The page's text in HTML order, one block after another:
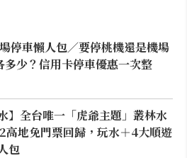
停車懶人包／要停桃機還是機場
多少？信用卡停車優惠一次整
】全台唯一「虎爺主題」叢林水
高地免門票回歸，玩水＋4大順遊
包